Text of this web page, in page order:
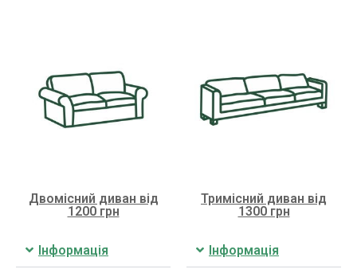
Двомісний диван від
1200 грн
Інформація
Тримісний диван від
1300 грн
Інформація